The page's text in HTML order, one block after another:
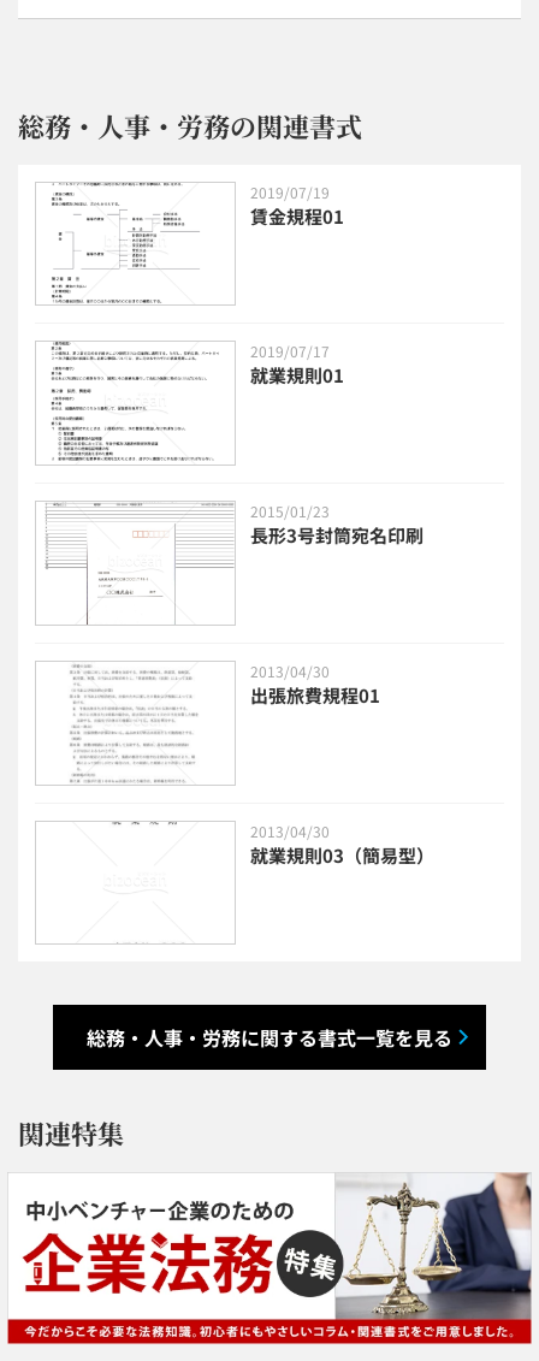
総務・人事・労務の関連書式
2019/07/19
賃金規程01
2019/07/17
就業規則01
2015/01/23
長形3号封筒宛名印刷
2013/04/30
出張旅費規程01
2013/04/30
就業規則03（簡易型）
総務・人事・労務に関する書式一覧を見る
関連特集